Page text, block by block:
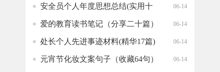
安全员个人年度思想总结(实用十
06-14
爱的教育读书笔记（分享二十篇） 06-14
处长个人先进事迹材料(精华17篇) 06-14
元宵节化妆文案句子（收藏64句） 06-14